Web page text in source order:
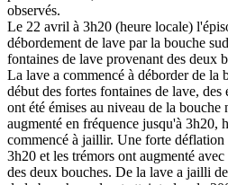
observés.
Le 22 avril à 3h20 (heure locale)
débordement de lave par la bouche
fontaines de lave provenant des deux
La lave a commencé à déborder de la
début des fortes fontaines de lave, des
ont été émises au niveau de la bouche
augmenté en fréquence jusqu'à 3h20,
commencé à jaillir. Une forte déflation
3h20 et les trémors ont augmenté
des deux bouches. De la lave a jailli